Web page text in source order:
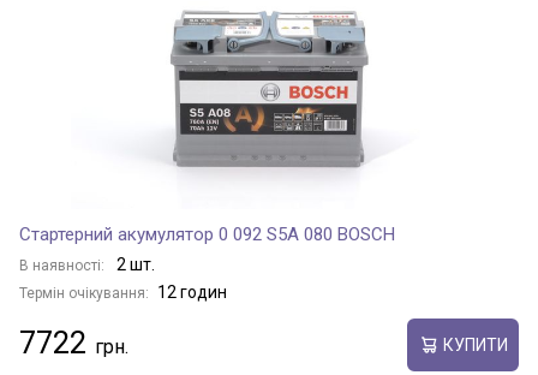
Стартерний акумулятор 0 092 S5A 080 BOSCH
В наявності: 2 шт.
Термін очікування: 12 годин
7722 КУПИТИ